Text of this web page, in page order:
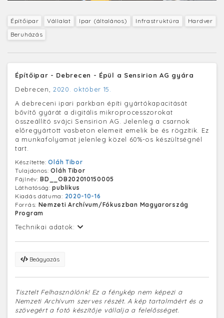
Építőipar Vállalat Ipar (általános) Infrastruktúra
Hardver
Beruházás
Építőipar - Debrecen - Épül a Sensirion AG gyára
Debrecen, 2020. október 15.
A debreceni ipari parkban építi gyártókapacitását
bővítő gyárát a digitális mikroprocesszorokat
összeállító svájci Sensirion AG. Jelenleg a csarnok
előregyártott vasbeton elemeit emelik be és rögzítik. Ez
a munkafolyamat jelenleg közel 60%-os készültségnél
tart.
Készítette:Oláh Tibor
Tulajdonos:Oláh Tibor
Fájlnév:BD__OB202010150005
Láthatóság:publikus
Kiadás dátuma: 2020-10-16
Forrás: Nemzeti Archívum/Fókuszban Magyarország
Program
Technikai adatok:
Beágyazás
Tisztelt Felhasználónk! Ez a fénykép nem képezi a
Nemzeti Archívum szerves részét. A kép tartalmáért és a
szövegért a fotó készítője vállalja a felelősséget.